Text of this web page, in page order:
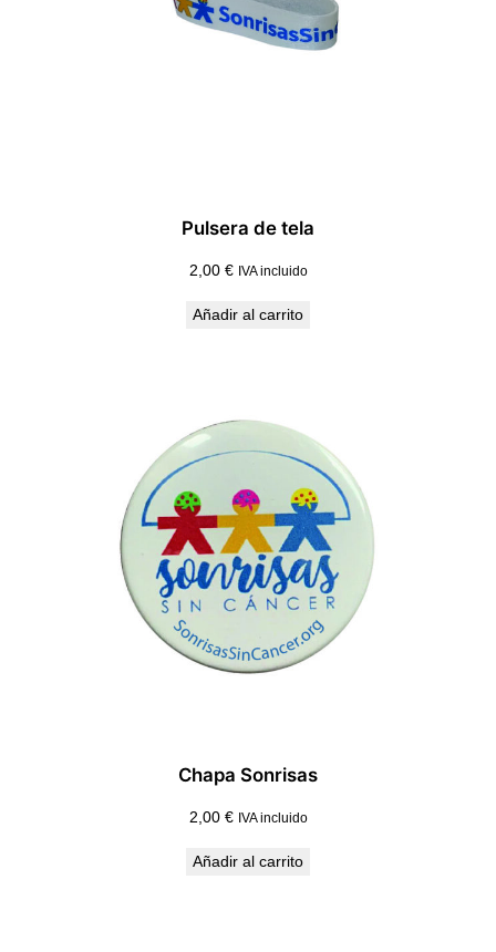
Pulsera de tela
2,00 € IVA incluido
Añadir al carrito
Chapa Sonrisas
2,00 € IVA incluido
Añadir al carrito